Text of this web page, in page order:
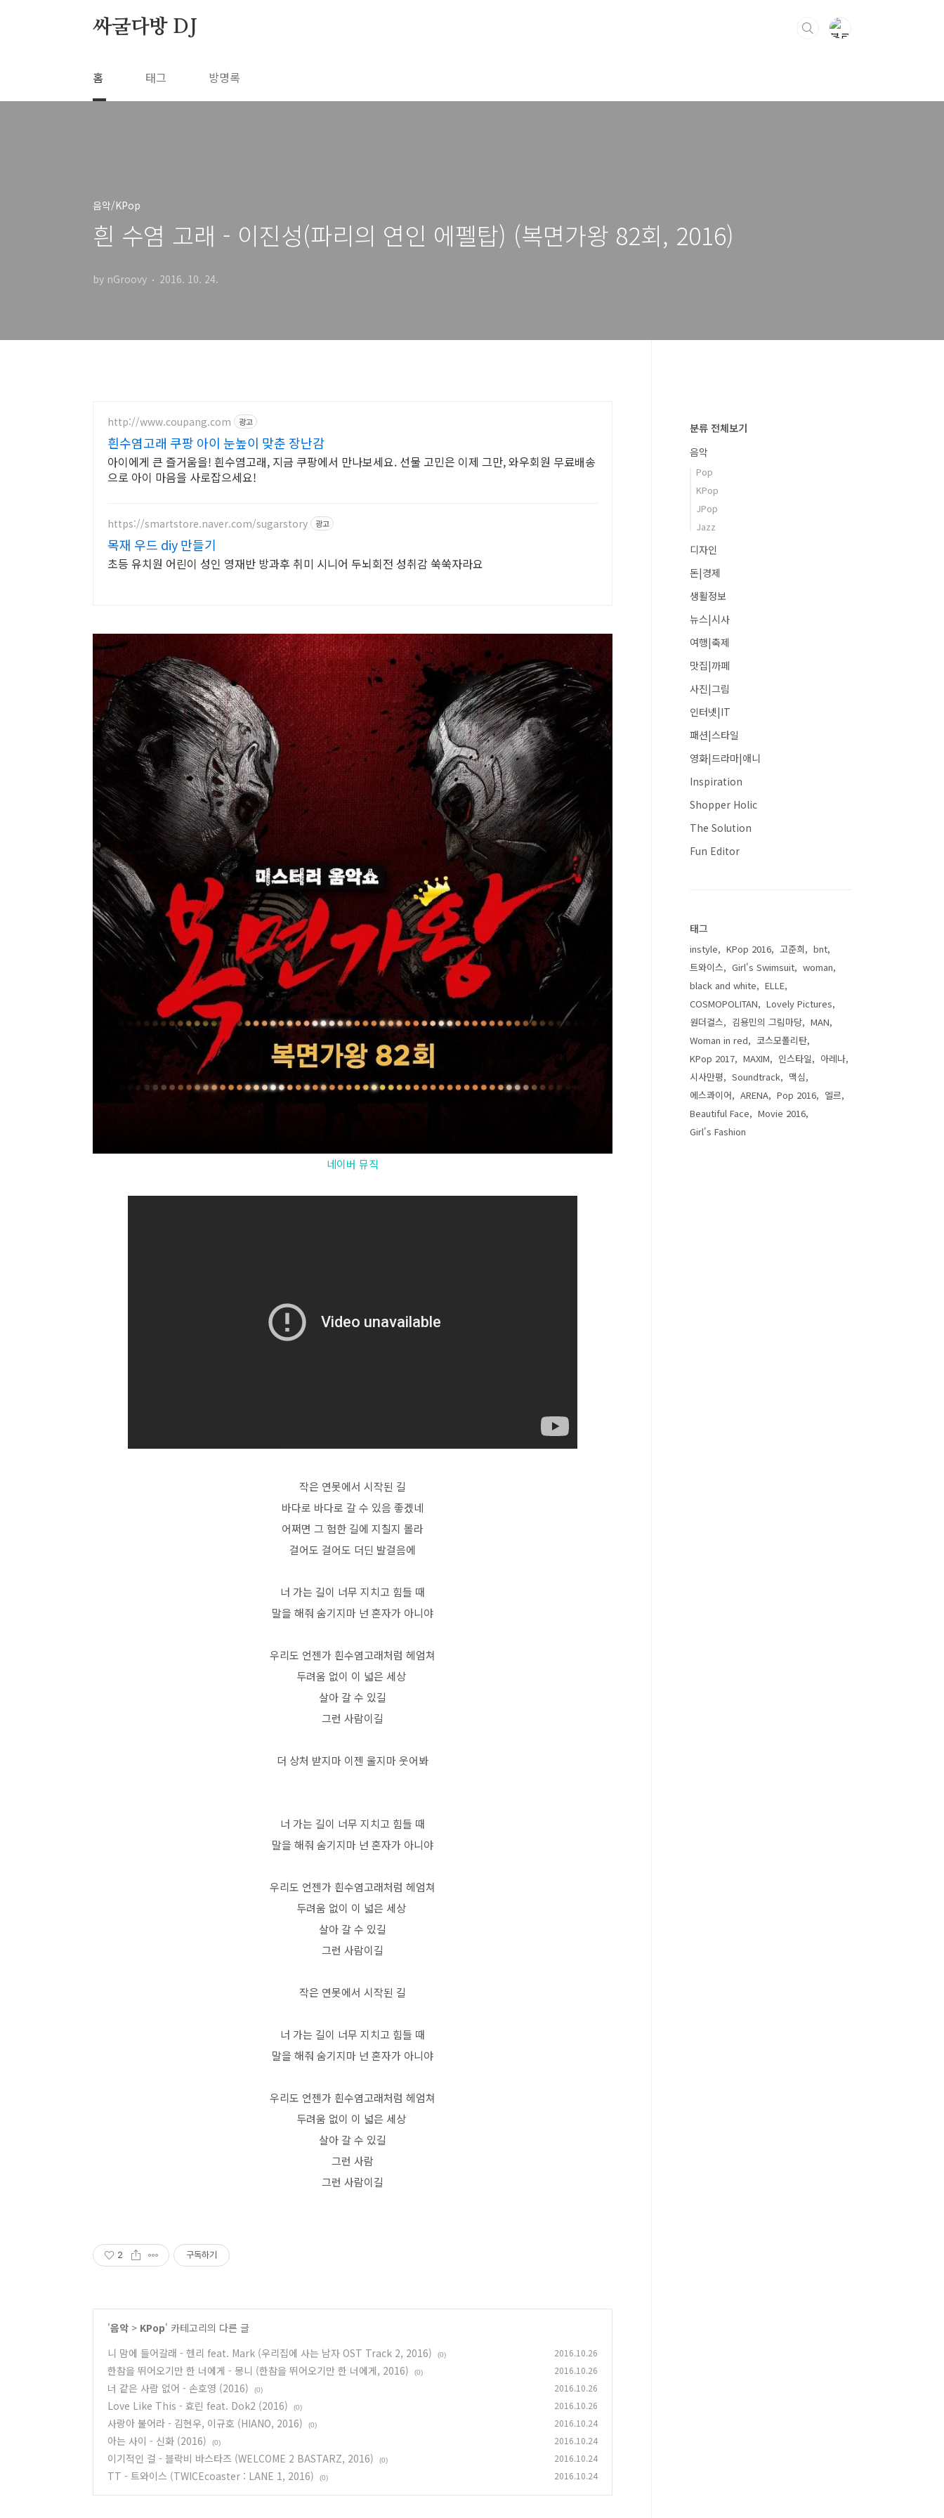
싸굴다방 DJ
홈 태그 방명록
음악/KPop
흰 수염 고래 - 이진성(파리의 연인 에펠탑) (복면가왕 82회, 2016)
by nGroovy 2016. 10. 24.
http://www.coupang.com 광고
흰수염고래 쿠팡 아이 눈높이 맞춘 장난감
아이에게 큰 즐거움을! 흰수염고래, 지금 쿠팡에서 만나보세요. 선물 고민은 이제 그만, 와우회원 무료배송
으로 아이 마음을 사로잡으세요!
https://smartstore.naver.com/sugarstory 광고
목재 우드 diy 만들기
초등 유치원 어린이 성인 영재반 방과후 취미 시니어 두뇌회전 성취감 쑥쑥자라요
네이버 뮤직
작은 연못에서 시작된 길
바다로 바다로 갈 수 있음 좋겠네
어쩌면 그 험한 길에 지칠지 몰라
걸어도 걸어도 더딘 발걸음에
너 가는 길이 너무 지치고 힘들 때
말을 해줘 숨기지마 넌 혼자가 아니야
우리도 언젠가 흰수염고래처럼 헤엄쳐
두려움 없이 이 넓은 세상
살아 갈 수 있길
그런 사람이길
더 상처 받지마 이젠 울지마 웃어봐
너 가는 길이 너무 지치고 힘들 때
말을 해줘 숨기지마 넌 혼자가 아니야
우리도 언젠가 흰수염고래처럼 헤엄쳐
두려움 없이 이 넓은 세상
살아 갈 수 있길
그런 사람이길
작은 연못에서 시작된 길
너 가는 길이 너무 지치고 힘들 때
말을 해줘 숨기지마 넌 혼자가 아니야
우리도 언젠가 흰수염고래처럼 헤엄쳐
두려움 없이 이 넓은 세상
살아 갈 수 있길
그런 사람
그런 사람이길
2 구독하기
'음악 > KPop' 카테고리의 다른 글
니 맘에 들어갈래 - 헨리 feat. Mark (우리집에 사는 남자 OST Track 2, 2016)
(0) 2016.10.26
한참을 뛰어오기만 한 너에게 - 몽니 (한참을 뛰어오기만 한 너에게, 2016) (0) 2016.10.26
너 같은 사람 없어 - 손호영 (2016) (0) 2016.10.26
Love Like This - 효린 feat. Dok2 (2016) (0) 2016.10.26
사랑아 불어라 - 김현우, 이규호 (HIANO, 2016) (0) 2016.10.24
아는 사이 - 신화 (2016) (0) 2016.10.24
이기적인 걸 - 블락비 바스타즈 (WELCOME 2 BASTARZ, 2016) (0) 2016.10.24
TT - 트와이스 (TWICEcoaster : LANE 1, 2016) (0) 2016.10.24
분류 전체보기
음악
Pop
KPop
JPop
Jazz
디자인
돈|경제
생활정보
뉴스|시사
여행|축제
맛집|까페
사진|그림
인터넷|IT
패션|스타일
영화|드라마|애니
Inspiration
Shopper Holic
The Solution
Fun Editor
태그
instyle KPop 2016 고준희
bnt
트와이스
Girl's Swimsuit
woman
black and white
ELLE
COSMOPOLITAN
Lovely Pictures
원더걸스
김용민의 그림마당
MAN
Woman in red
코스모폴리탄
KPop 2017
MAXIM 인스타일
아레나
시사만평
Soundtrack
맥심
에스콰이어
ARENA Pop 2016
엘르
Beautiful Face
Movie 2016
Girl's Fashion